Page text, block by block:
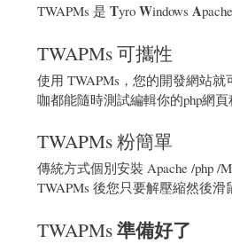
TWAPMs 是 Tyro Windows Apache
TWAPMs 可攜性
使用 TWAPMs，您的開發網站
咖都能隨時測試編輯你的php網頁
TWAPMs 粉簡單
傳統方式個別安裝 Apache /php
TWAPMs 後您只要解壓縮然後滑
TWAPMs準備好了